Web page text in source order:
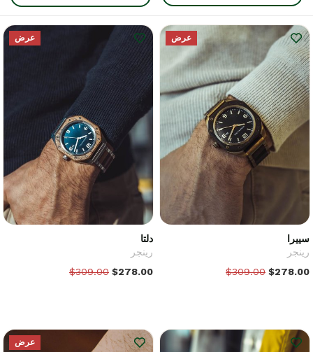
عرض
سييرا
رينجر
$309.00 $278.00
عرض
دلتا
رينجر
$309.00 $278.00
عرض